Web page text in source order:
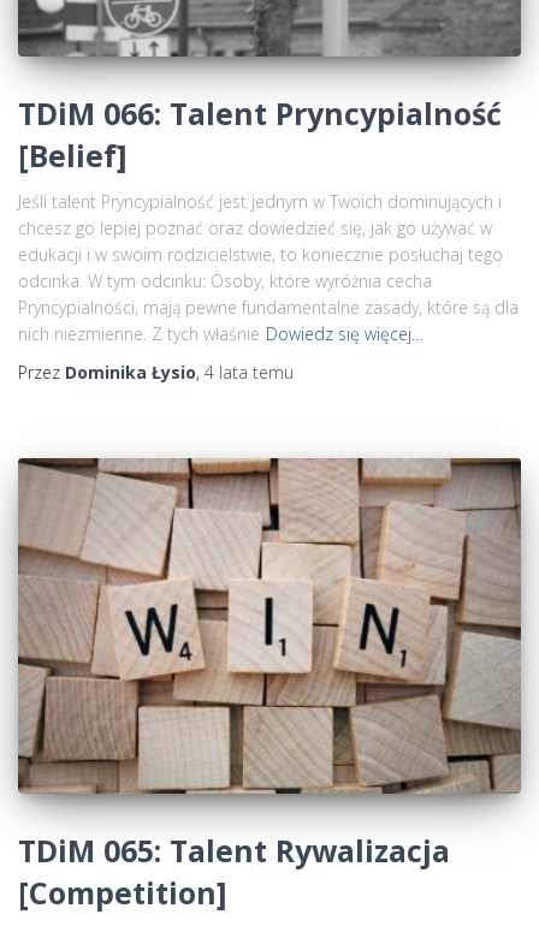
TDiM 066: Talent Pryncypialność
[Belief]
Jeśli talent Pryncypialność jest jednym w Twoich dominujących i
chcesz go lepiej poznać oraz dowiedzieć się, jak go używać w
edukacji i w swoim rodzicielstwie, to koniecznie posłuchaj tego
odcinka. W tym odcinku: Osoby, które wyróżnia cecha
Pryncypialności, mają pewne fundamentalne zasady, które są dla
nich niezmienne. Z tych właśnie Dowiedz się więcej…
Przez Dominika Łysio, 4 lata temu
TDiM 065: Talent Rywalizacja
[Competition]